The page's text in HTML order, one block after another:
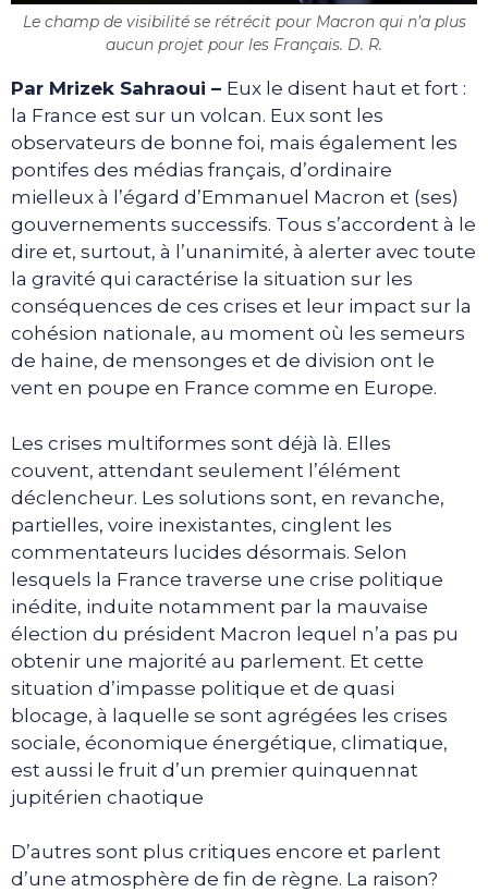
Le champ de visibilité se rétrécit pour Macron qui n’a plus
aucun projet pour les Français. D. R.
Par Mrizek Sahraoui – Eux le disent haut et fort :
la France est sur un volcan. Eux sont les
observateurs de bonne foi, mais également les
pontifes des médias français, d’ordinaire
mielleux à l’égard d’Emmanuel Macron et (ses)
gouvernements successifs. Tous s’accordent à le
dire et, surtout, à l’unanimité, à alerter avec toute
la gravité qui caractérise la situation sur les
conséquences de ces crises et leur impact sur la
cohésion nationale, au moment où les semeurs
de haine, de mensonges et de division ont le
vent en poupe en France comme en Europe.
Les crises multiformes sont déjà là. Elles
couvent, attendant seulement l’élément
déclencheur. Les solutions sont, en revanche,
partielles, voire inexistantes, cinglent les
commentateurs lucides désormais. Selon
lesquels la France traverse une crise politique
inédite, induite notamment par la mauvaise
élection du président Macron lequel n’a pas pu
obtenir une majorité au parlement. Et cette
situation d’impasse politique et de quasi
blocage, à laquelle se sont agrégées les crises
sociale, économique énergétique, climatique,
est aussi le fruit d’un premier quinquennat
jupitérien chaotique
D’autres sont plus critiques encore et parlent
d’une atmosphère de fin de règne. La raison?